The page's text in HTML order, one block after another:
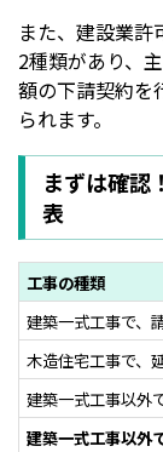
また、建設業
2種類があり、
額の下請契約を
られます。
まずは確認
表
工事の種類
建築一式工事で、
木造住宅工事で、
建築一式工事以外
建築一式工事以外